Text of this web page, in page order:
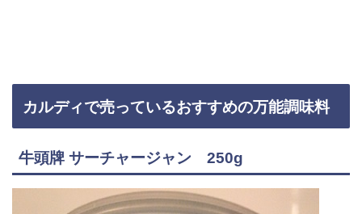
カルディで売っているおすすめの万能調味料
牛頭牌 サーチャージャン 250g